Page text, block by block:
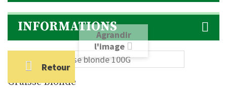
INFORMATIONS
Retour
Agrandir
l'image
Graisse blonde